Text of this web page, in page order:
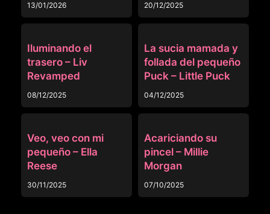
13/01/2026 20/12/2025
Iluminando el
trasero – Liv
Revamped
08/12/2025
La sucia mamada y
follada del pequeño
Puck – Little Puck
04/12/2025
Veo, veo con mi
pequeño – Ella
Reese
30/11/2025
Acariciando su
pincel – Millie
Morgan
07/10/2025